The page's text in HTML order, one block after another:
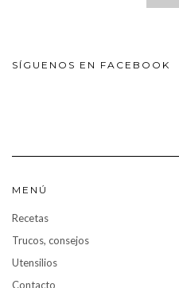
SÍGUENOS EN FACEBOOK
MENÚ
Recetas
Trucos, consejos
Utensilios
Contacto